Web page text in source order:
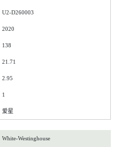
U2-D260003
2020
138
21.71
2.95
1
爱星
White-Westinghouse